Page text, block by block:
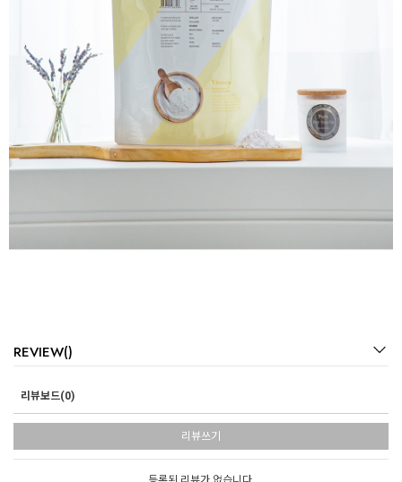
REVIEW()
리뷰보드(0)
리뷰쓰기